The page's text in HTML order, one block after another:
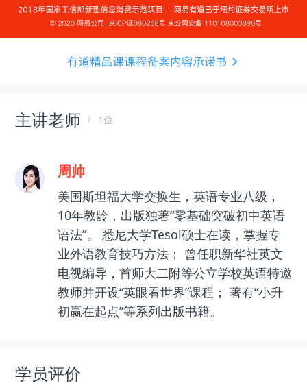
主讲老师 1位
周帅
美国斯坦福大学交换生，英语专业八级，
10年教龄，出版独著“零基础突破初中英语
语法”。 悉尼大学Tesol硕士在读，掌握专
业外语教育技巧方法； 曾任职新华社英文
电视编导，首师大二附等公立学校英语特邀
教师并开设“英眼看世界”课程； 著有“小升
初赢在起点”等系列出版书籍。
学员评价